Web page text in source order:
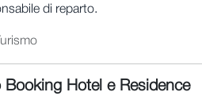
di reparto.
Turismo
Booking Hotel e Residence